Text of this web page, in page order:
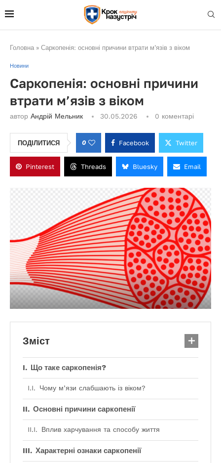
Головна » Саркопенія: основні причини втрати м’язів з віком
Новини
Саркопенія: основні причини
втрати м’язів з віком
автор Андрій Мельник 30.05.2026 0 коментарі
ПОДІЛИТИСЯ 0 Facebook Twitter
Pinterest Threads Bluesky Email
Зміст
Що таке саркопенія?
Чому м’язи слабшають із віком?
Основні причини саркопенії
Вплив харчування та способу життя
Характерні ознаки саркопенії